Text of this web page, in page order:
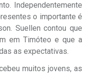
Independentemente
o importante é
Suellen contou que
em Timóteo e que a
as expectativas.
muitos jovens, as